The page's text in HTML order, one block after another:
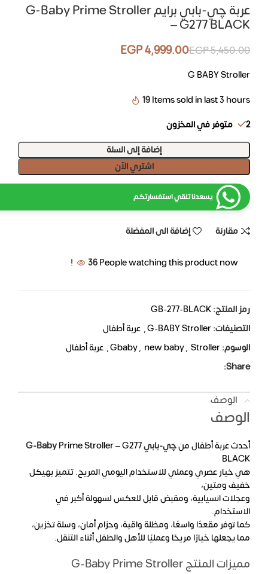
عربة چي-بابي برايم G-Baby Prime Stroller
– G277 BLACK
5,450.00
EGP
4,999.00
EGP
G BABY Stroller
19Items sold in last 3 hours
2 متوفر في المخزون
إضافة إلى السلة
اشتري الآن
يسعدنا تلقي استفسارتكم
مقارنة إضافة الى المفضلة
36People watching this product now!
رمز المنتج:GB-277-BLACK
التصنيفات:G-BABY Stroller
, عربة أطفال
الوسوم:
Gbaby, new baby, Stroller
, عربة أطفال
Share:
الوصف
الوصف
أحدث عربة أطفال منچي-بابي G-BabyPrime Stroller – G277
BLACK
هي خيار عصري وعملي للاستخدام اليومي المريح. تتميز بهيكل
خفيف ومتين،
وعجلات انسيابية، ومقبض قابل للعكس لسهولة أكبر في
الاستخدام.
كما توفر مقعدًا واسعًا، ومظلة واقية، وحزام أمان، وسلة تخزين،
مما يجعلها خيارًا مريحًا وعمليًا للأهل والطفل أثناء التنقل.
مميزات المنتج G-Baby Prime Stroller